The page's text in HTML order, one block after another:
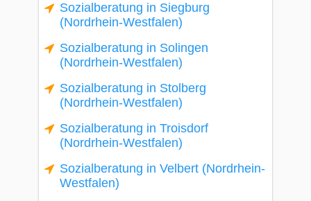
Sozialberatung in Siegburg
(Nordrhein-Westfalen)
Sozialberatung in Solingen
(Nordrhein-Westfalen)
Sozialberatung in Stolberg
(Nordrhein-Westfalen)
Sozialberatung in Troisdorf
(Nordrhein-Westfalen)
Sozialberatung in Velbert (Nordrhein-
Westfalen)